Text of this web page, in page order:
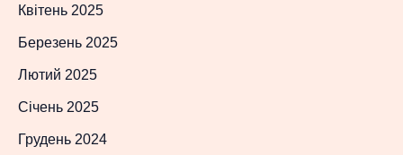
Квітень 2025
Березень 2025
Лютий 2025
Січень 2025
Грудень 2024